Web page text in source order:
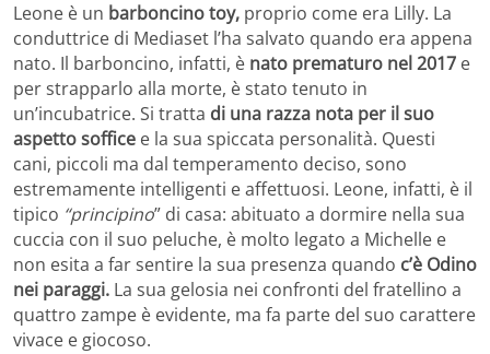
Leone è un barboncino toy, proprio come era Lilly. La
conduttrice di Mediaset l’ha salvato quando era appena
nato. Il barboncino, infatti, è nato prematuro nel 2017 e
per strapparlo alla morte, è stato tenuto in
un’incubatrice. Si tratta di una razza nota per il suo
aspetto soffice e la sua spiccata personalità. Questi
cani, piccoli ma dal temperamento deciso, sono
estremamente intelligenti e affettuosi. Leone, infatti, è il
tipico “principino” di casa: abituato a dormire nella sua
cuccia con il suo peluche, è molto legato a Michelle e
non esita a far sentire la sua presenza quando c’è Odino
nei paraggi. La sua gelosia nei confronti del fratellino a
quattro zampe è evidente, ma fa parte del suo carattere
vivace e giocoso.